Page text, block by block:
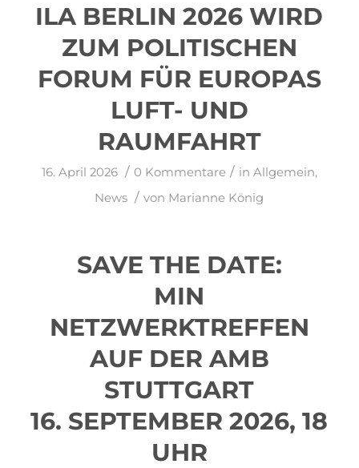
ILA BERLIN 2026 WIRD
ZUM POLITISCHEN
FORUM FÜR EUROPAS
LUFT- UND
RAUMFAHRT
16. April 2026 / 0 Kommentare / in Allgemein,
News / von Marianne König
SAVE THE DATE:
MIN
NETZWERKTREFFEN
AUF DER AMB
STUTTGART
16. SEPTEMBER 2026, 18
UHR